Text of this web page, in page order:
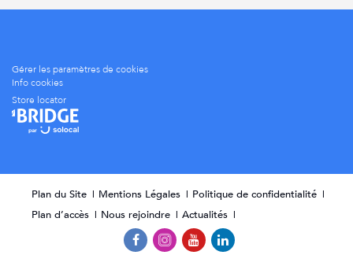
Gérer les paramètres de cookies
Info cookies
Store locator
Plan du Site Mentions Légales
Politique de confidentialité
Plan d’accès
Nous rejoindre Actualités